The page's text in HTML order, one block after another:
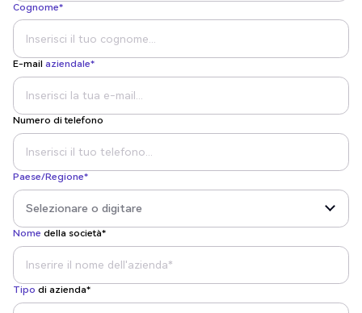
Cognome*
E-mail aziendale*
Numero di telefono
Paese/Regione*
Nome della società*
Tipo di azienda*